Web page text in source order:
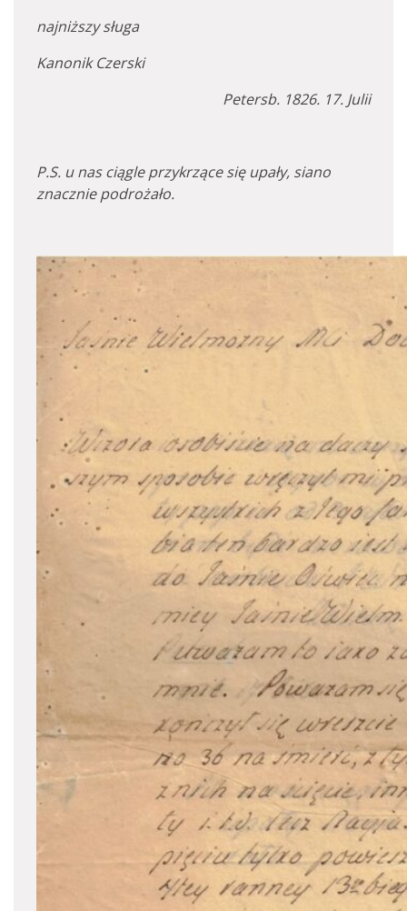
najniższy sługa
Kanonik Czerski
Petersb. 1826. 17. Julii
P.S. u nas ciągle przykrzące się upały, siano
znacznie podrożało.